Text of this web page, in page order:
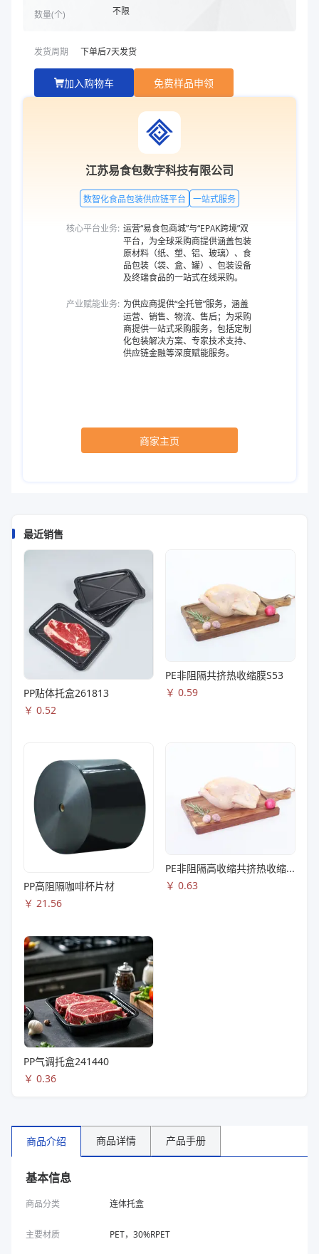
数量(个) 不限
发货周期 下单后7天发货
加入购物车 免费样品申领
江苏易食包数字科技有限公司
数智化食品包装供应链平台 一站式服务
核心平台业务: 运营“易食包商城”与“EPAK跨境”双
平台，为全球采购商提供涵盖包装
原材料（纸、塑、铝、玻璃）、食
品包装（袋、盒、罐）、包装设备
及终端食品的一站式在线采购。
产业赋能业务: 为供应商提供“全托管”服务，涵盖
运营、销售、物流、售后；为采购
商提供一站式采购服务，包括定制
化包装解决方案、专家技术支持、
供应链金融等深度赋能服务。
商家主页
最近销售
PP贴体托盒261813
￥ 0.52
PE非阻隔共挤热收缩膜S53
￥ 0.59
PP高阻隔咖啡杯片材
￥ 21.56
PE非阻隔高收缩共挤热收缩膜S83
￥ 0.63
PP气调托盒241440
￥ 0.36
商品介绍 商品详情 产品手册
基本信息
商品分类 连体托盒
主要材质 PET，30%RPET